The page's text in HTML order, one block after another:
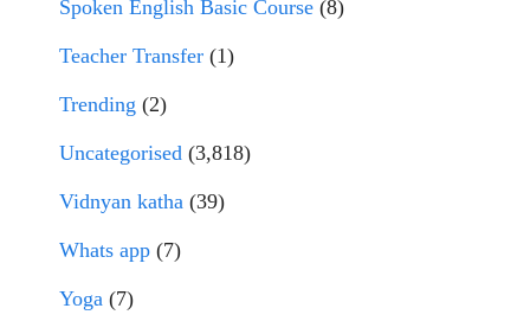
Spoken English Basic Course (8)
Teacher Transfer (1)
Trending (2)
Uncategorised (3,818)
Vidnyan katha (39)
Whats app (7)
Yoga (7)